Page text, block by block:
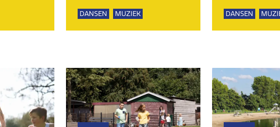
DANSEN
MUZIEK
KUNST EN CULTUUR
DANSEN